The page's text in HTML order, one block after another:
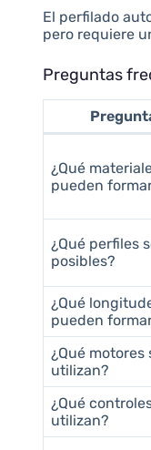
El perfilado
pero requiere
Preguntas
¿Qué
pueden
¿Qué perfiles
posibles?
¿Qué
pueden
¿Qué motores
utilizan?
¿Qué
utilizan?